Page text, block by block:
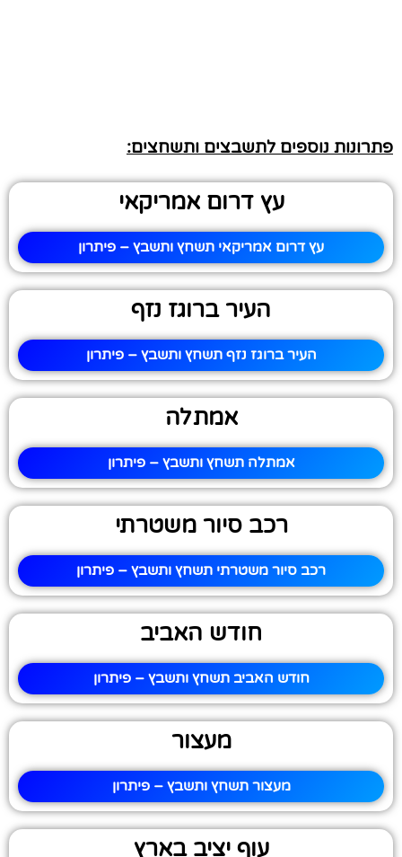
פתרונות נוספים לתשבצים ותשחצים:
עץ דרום אמריקאי
עץ דרום אמריקאי תשחץ ותשבץ – פיתרון
העיר ברוגז נזף
העיר ברוגז נזף תשחץ ותשבץ – פיתרון
אמתלה
אמתלה תשחץ ותשבץ – פיתרון
רכב סיור משטרתי
רכב סיור משטרתי תשחץ ותשבץ – פיתרון
חודש האביב
חודש האביב תשחץ ותשבץ – פיתרון
מעצור
מעצור תשחץ ותשבץ – פיתרון
עוף יציב בארץ